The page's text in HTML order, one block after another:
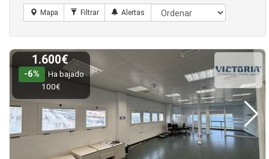
1.600€
-6%
Ha bajado
100€